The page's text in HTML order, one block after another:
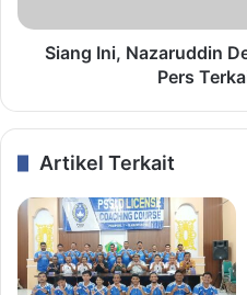
Siang Ini, Nazaruddin
Pers
Artikel Terkait